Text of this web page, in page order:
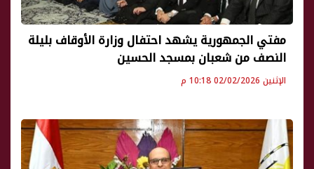
مفتي الجمهورية يشهد احتفال وزارة الأوقاف بليلة
النصف من شعبان بمسجد الحسين
الإثنين 02/02/2026 10:18 م